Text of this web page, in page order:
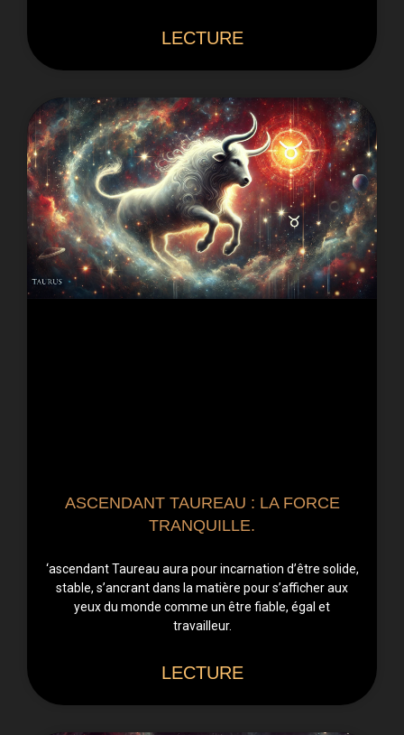
LECTURE
ASCENDANT TAUREAU : LA FORCE
TRANQUILLE.
‘ascendant Taureau aura pour incarnation d’être solide,
stable, s’ancrant dans la matière pour s’afficher aux
yeux du monde comme un être fiable, égal et
travailleur.
LECTURE